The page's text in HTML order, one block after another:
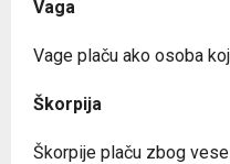
Vaga
Vage plaču ako osoba
Škorpija
Škorpije plaču zbog